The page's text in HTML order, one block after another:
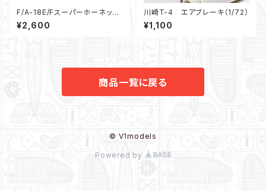
F/A-18E/Fスーパーホーネット：
エンジンノズル”切り欠き無
し”（1/48）
¥2,600
川崎T-4 エアブレーキ（1/72）
¥1,100
商品一覧に戻る
© V1models
Powered by